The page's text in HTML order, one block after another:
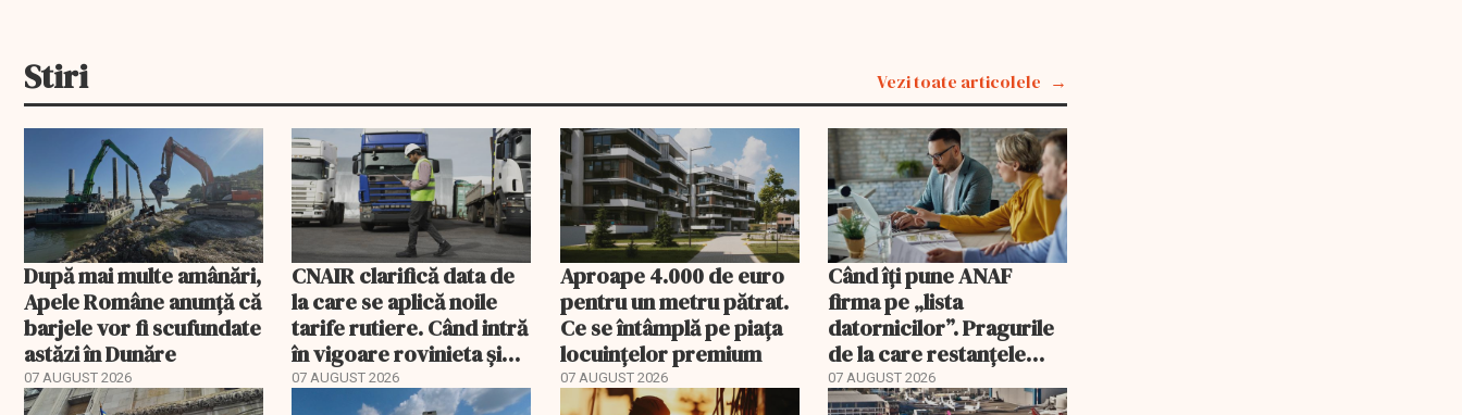
Stiri Vezi toate articolele
După mai multe amânări,
Apele Române anunță că
barjele vor fi scufundate
astăzi în Dunăre
07 AUGUST 2026
CNAIR clarifică data de
la care se aplică noile
tarife rutiere. Când intră
în vigoare rovinieta și
TollRo
07 AUGUST 2026
Aproape 4.000 de euro
pentru un metru pătrat.
Ce se întâmplă pe piața
locuințelor premium
07 AUGUST 2026
Când îți pune ANAF
firma pe „lista
datornicilor”. Pragurile
de la care restanțele
devin publice
07 AUGUST 2026